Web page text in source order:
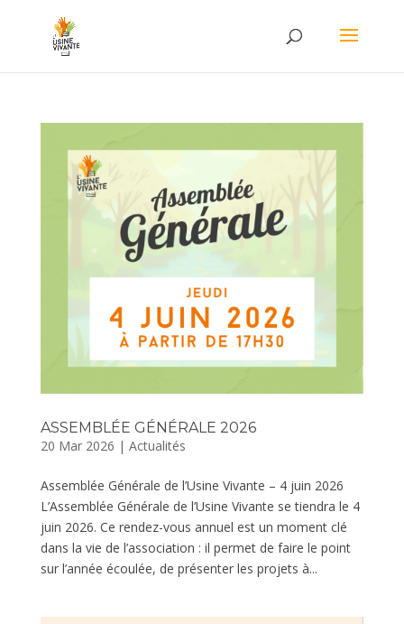
ASSEMBLÉE GÉNÉRALE 2026
20 Mar 2026 | Actualités
Assemblée Générale de l’Usine Vivante – 4 juin 2026
L’Assemblée Générale de l’Usine Vivante se tiendra le 4
juin 2026. Ce rendez-vous annuel est un moment clé
dans la vie de l’association : il permet de faire le point
sur l’année écoulée, de présenter les projets à...